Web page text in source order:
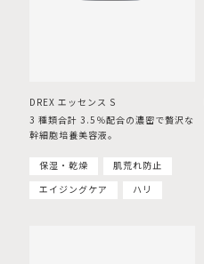
DREX エッセンス S
3 種類合計 3.5％配合の濃密で贅沢な
幹細胞培養美容液。
保湿・乾燥
肌荒れ防止
エイジングケア
ハリ